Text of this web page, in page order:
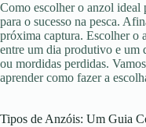
Como escolher o anzol ideal
para o sucesso na pesca.
próxima captura. Escolher o
entre um dia produtivo e um
ou mordidas perdidas.
aprender como fazer a
Tipos de Anzóis: Um Guia